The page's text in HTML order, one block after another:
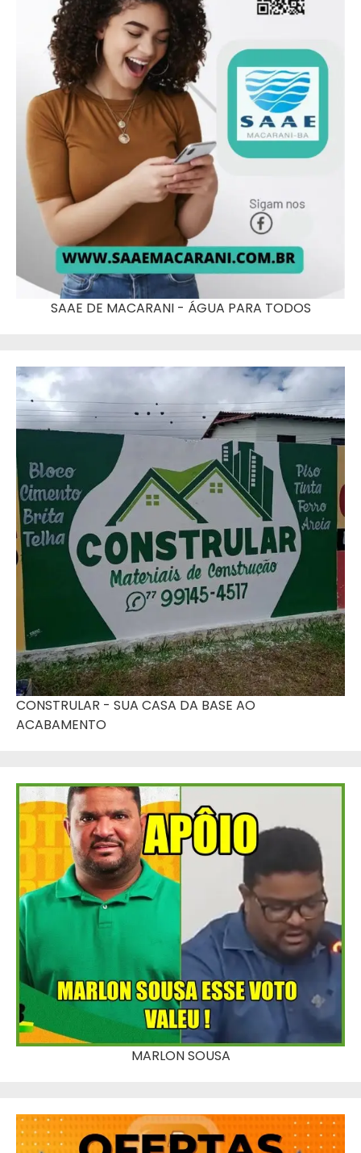
SAAE DE MACARANI - ÁGUA PARA TODOS
CONSTRULAR - SUA CASA DA BASE AO
ACABAMENTO
MARLON SOUSA